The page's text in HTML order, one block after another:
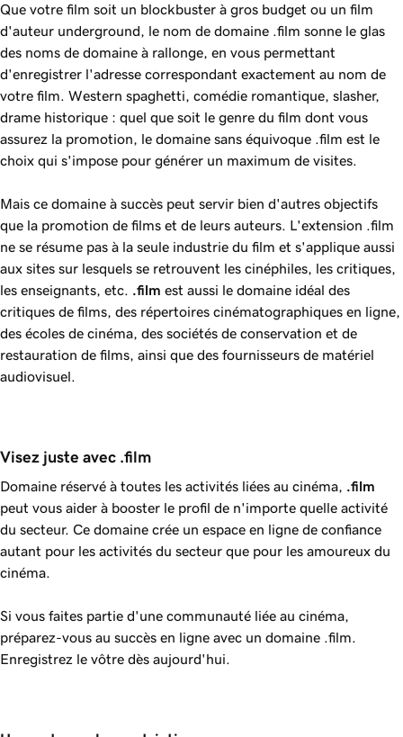
Que votre film soit un blockbuster à gros budget ou un film
d'auteur underground, le nom de domaine .film sonne le glas
des noms de domaine à rallonge, en vous permettant
d'enregistrer l'adresse correspondant exactement au nom de
votre film. Western spaghetti, comédie romantique, slasher,
drame historique : quel que soit le genre du film dont vous
assurez la promotion, le domaine sans équivoque .film est le
choix qui s'impose pour générer un maximum de visites.
Mais ce domaine à succès peut servir bien d'autres objectifs
que la promotion de films et de leurs auteurs. L'extension .film
ne se résume pas à la seule industrie du film et s'applique aussi
aux sites sur lesquels se retrouvent les cinéphiles, les critiques,
les enseignants, etc.
.film est aussi le domaine idéal des
critiques de films, des répertoires cinématographiques en ligne,
des écoles de cinéma, des sociétés de conservation et de
restauration de films, ainsi que des fournisseurs de matériel
audiovisuel.
Visez juste avec .film
Domaine réservé à toutes les activités liées au cinéma,
.film
peut vous aider à booster le profil de n'importe quelle activité
du secteur. Ce domaine crée un espace en ligne de confiance
autant pour les activités du secteur que pour les amoureux du
cinéma.
Si vous faites partie d'une communauté liée au cinéma,
préparez-vous au succès en ligne avec un domaine .film.
Enregistrez le vôtre dès aujourd'hui.